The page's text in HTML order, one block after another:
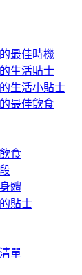
最佳時機
生活貼士
生活小貼士
最佳飲食
食
體
貼士
單